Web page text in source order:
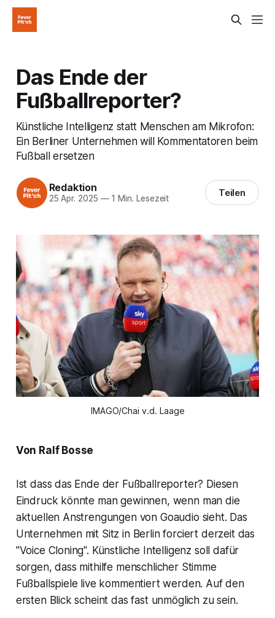
Das Ende der
Fußballreporter?
Künstliche Intelligenz statt Menschen am Mikrofon:
Ein Berliner Unternehmen will Kommentatoren beim
Fußball ersetzen
Redaktion
25 Apr. 2025 —1 Min. Lesezeit Teilen
IMAGO/Chai v.d. Laage
Von Ralf Bosse
Ist dass das Ende der Fußballreporter? Diesen
Eindruck könnte man gewinnen, wenn man die
aktuellen Anstrengungen von Goaudio sieht. Das
Unternehmen mit Sitz in Berlin forciert derzeit das
"Voice Cloning". Künstliche Intelligenz soll dafür
sorgen, dass mithilfe menschlicher Stimme
Fußballspiele live kommentiert werden. Auf den
ersten Blick scheint das fast unmöglich zu sein.